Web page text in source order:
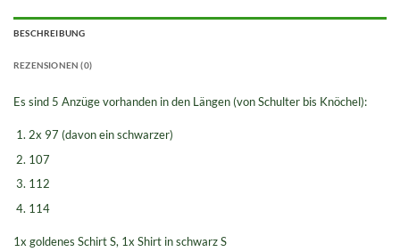
BESCHREIBUNG
REZENSIONEN (0)
Es sind 5 Anzüge vorhanden in den Längen (von Schulter bis Knöchel):
2x 97 (davon ein schwarzer)
107
112
114
1x goldenes Schirt S, 1x Shirt in schwarz S